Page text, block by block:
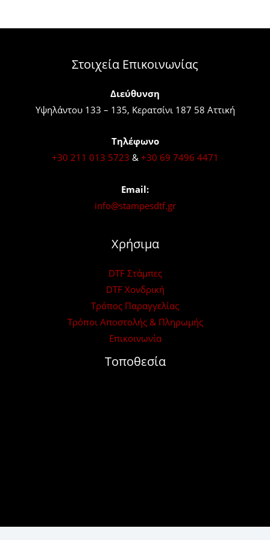
σελίδα
προϊόντος
σελίδα
Στοιχεία Επικοινωνίας
Διεύθυνση
Υψηλάντου 133 – 135, Κερατσίνι 187 58 Αττική
Τηλέφωνο
+30 211 013 5723 & +30 69 7496 4471
Email:
info@stampesdtf.gr
Χρήσιμα
DTF Στάμπες
DTF Χονδρική
Τρόπος Παραγγελίας
Τρόποι Αποστολής & Πληρωμής
Επικοινωνία
Τοποθεσία